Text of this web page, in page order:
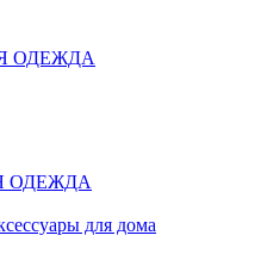
ОДЕЖДА
ОДЕЖДА
для дома